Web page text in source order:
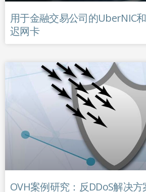
用于金融交易公司的UberNIC
迟网卡
OVH案例研究：反DDoS解决方